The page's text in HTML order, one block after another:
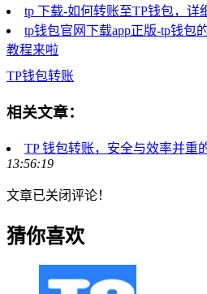
tp 下载-如何转账至TP钱包，详
tp钱包官网下载app正版-tp钱包
教程来啦
TP钱包转账
相关文章：
TP 钱包转账，安全与效率并重
13:56:19
文章已关闭评论！
猜你喜欢